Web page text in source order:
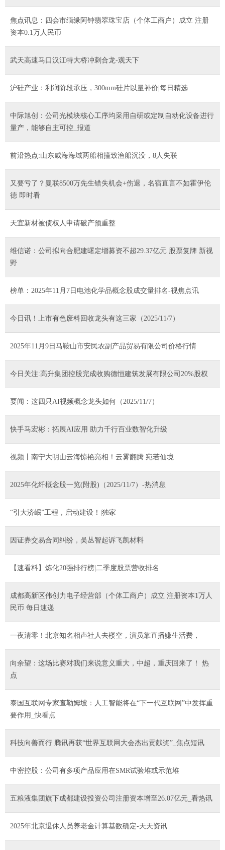
焦点讯息：四会市缅缘阿钟翡翠珠宝店（个体工商户）成立 注册
资本0.1万人民币
武天高速马口汉江特大桥冲刺合龙-观天下
沪硅产业：利润阶段承压，300mm硅片以量补价|每日精选
中际旭创：公司光模块核心工序均采用自研或定制自动化设备进行
量产，能够自主可控_报道
前沿热点:山东威海海域两船相撞致渔船沉没，8人失联
又要亏了？曼联8500万先生错失机会+伤退，名宿直言不如霍伊伦
德 即时看
天宜新材被债权人申请破产预重整
维信诺：公司拟向合肥建曙定增募资不超29.37亿元 股票复牌 新视
野
榜单：2025年11月7日电池化学品概念股成交量排名-视焦点讯
今日讯！上市有色废料回收龙头有这三家（2025/11/7）
2025年11月9日马鞍山市安民农副产品贸易有限公司价格行情
今日关注:高升集团控股完成收购德恒建筑发展有限公司20%股权
要闻：这四只AI视频概念龙头如何（2025/11/7）
快手马宏彬：拓展AI应用 助力千行百业数智化升级
视频丨南宁大明山云海惊艳亮相！云雾翻腾 宛若仙境
2025年化纤概念股一览(附股)（2025/11/7）-热消息
“引大济岷”工程，启动建设！|独家
因证券交易合同纠纷，吴丛智起诉飞凯材料
【速看料】炼化20强排行榜|二季度股票营收排名
成都高新区伟创力电子经营部（个体工商户）成立 注册资本1万人
民币 每日速递
一夜清零！北京知名相声社人去楼空，演员靠直播赚生活费，
向余望：这场比赛对我们来说意义重大，中超，重庆回来了！ 热
点
泰国互联网专家查勒姆坡：人工智能将在“下一代互联网”中发挥重
要作用_快看点
科技向善而行 腾讯再获“世界互联网大会杰出贡献奖”_焦点短讯
中密控股：公司有多项产品应用在SMR试验堆或示范堆
五粮液集团旗下成都建设投资公司注册资本增至26.07亿元_看热讯
2025年北京退休人员养老金计算基数确定-天天资讯